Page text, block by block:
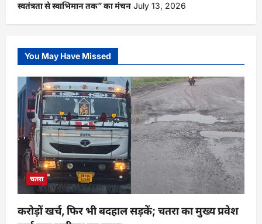
स्वतंत्रता से स्वाभिमान तक” का मंचन July 13, 2026
You May Have Missed
चतरा
करोड़ों खर्च, फिर भी बदहाल सड़कें; चतरा का मुख्य प्रवेश